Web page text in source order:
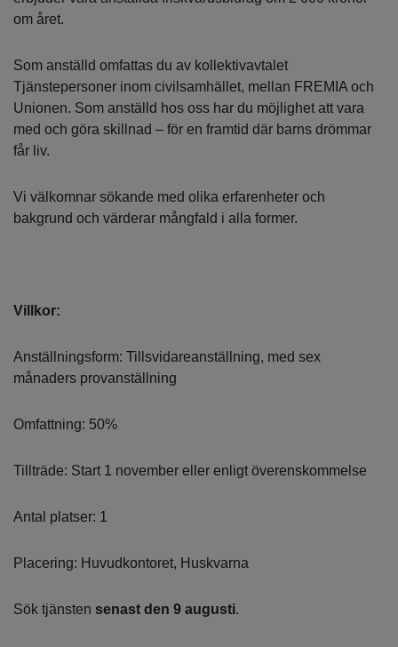
om året.
Som anställd omfattas du av kollektivavtalet
Tjänstepersoner inom civilsamhället, mellan FREMIA och
Unionen. Som anställd hos oss har du möjlighet att vara
med och göra skillnad – för en framtid där barns drömmar
får liv.
Vi välkomnar sökande med olika erfarenheter och
bakgrund och värderar mångfald i alla former.
Villkor:
Anställningsform: Tillsvidareanställning, med sex
månaders provanställning
Omfattning: 50%
Tillträde: Start 1 november eller enligt överenskommelse
Antal platser: 1
Placering: Huvudkontoret, Huskvarna
Sök tjänsten senast den 9 augusti.